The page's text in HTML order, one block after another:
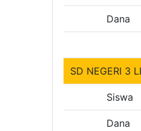
Dana
SD NEGERI 3
Siswa
Dana